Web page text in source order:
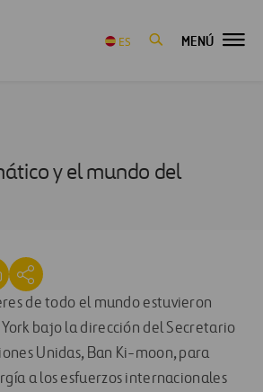
ES MENÚ
y el mundo del
de todo el mundo estuvieron
bajo la dirección del Secretario
Unidas, Ban Ki-moon, para
a los esfuerzos internacionales